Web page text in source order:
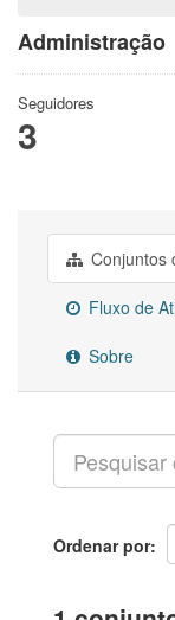
Administração
Seguidores
3
Conjuntos
Fluxo de
Sobre
Ordenar por